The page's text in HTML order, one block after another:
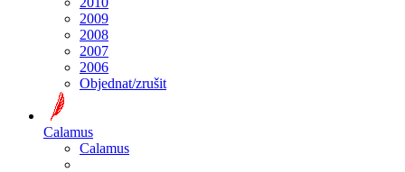
2009
2008
2007
2006
Objednat/zrušit
Calamus
Calamus